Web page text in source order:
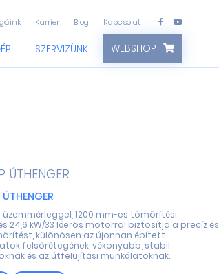
Karrier Blog Kapcsolat
SZERVIZÜNK WEBSHOP
ÚTHENGER
üzemmérleggel, 1200 mm-es tömörítési
24,6 kW/33 lóerős motorral biztosítja a precíz és
különösen az újonnan épített
felsőrétegének, vékonyabb, stabil
és az útfelújítási munkálatoknak.